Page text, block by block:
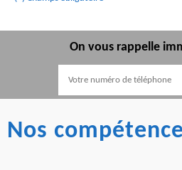
On vous rappelle
Nos